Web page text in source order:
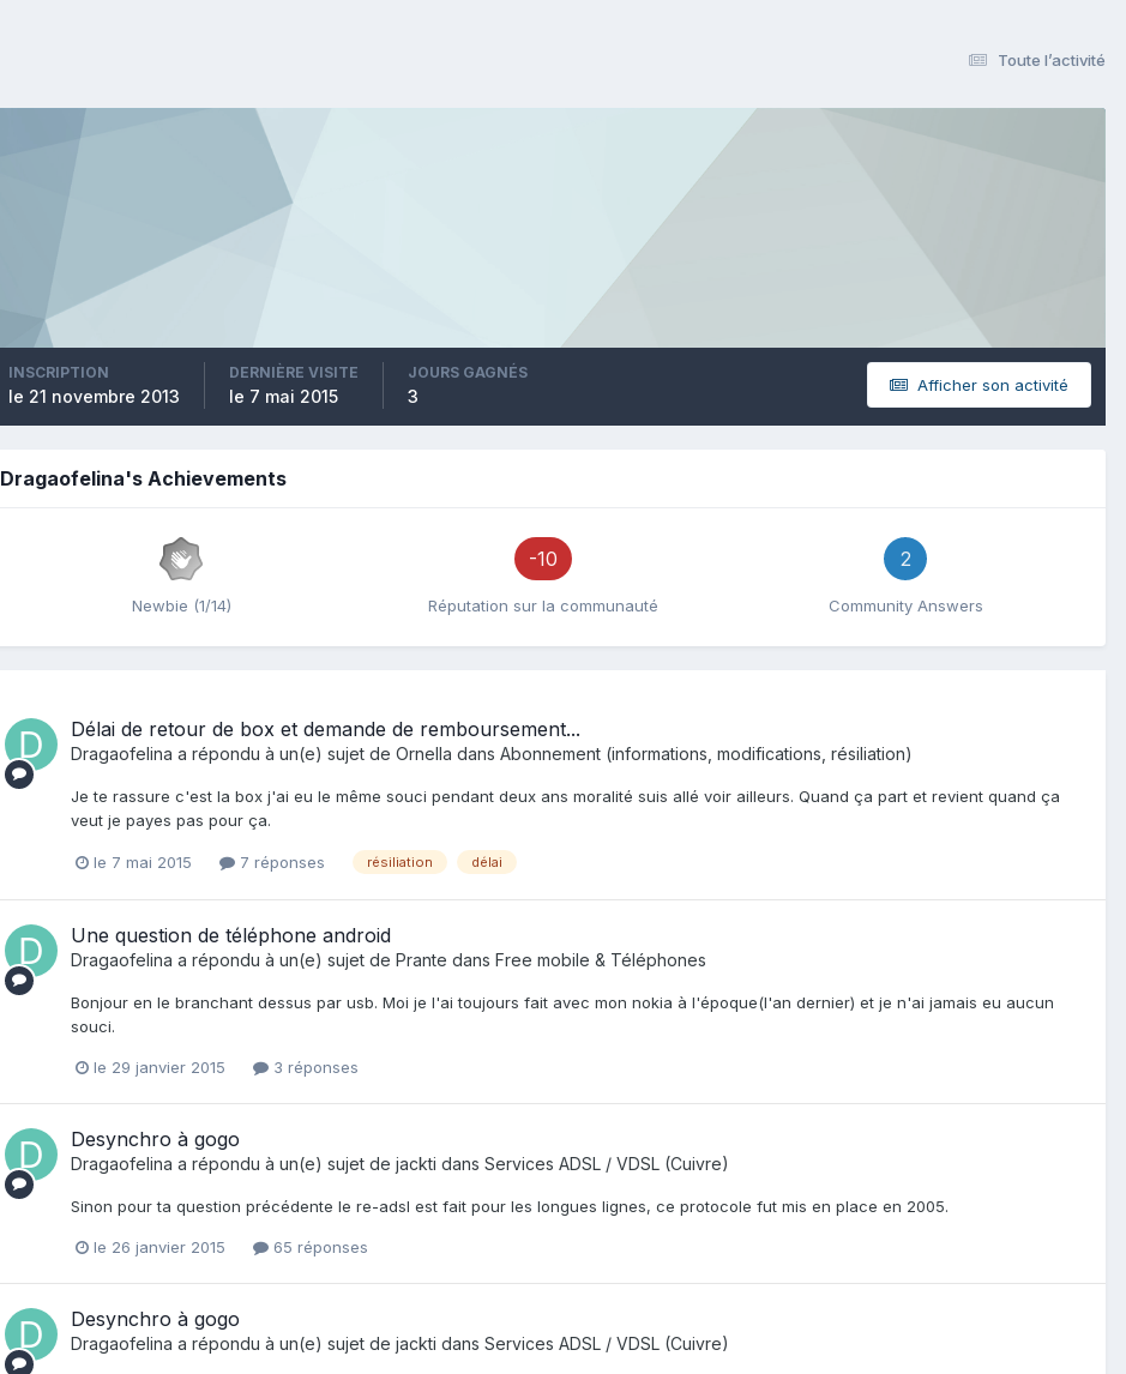
Toute l’activité
Afficher son activité
INSCRIPTION
le 21 novembre 2013
DERNIÈRE VISITE
le 7 mai 2015
JOURS GAGNÉS
3
Dragaofelina's Achievements
Newbie (1/14)
-10
Réputation sur la communauté
2
Community Answers
Délai de retour de box et demande de remboursement...
Dragaofelina a répondu à un(e) sujet de Ornella dans Abonnement (informations, modifications, résiliation)
Je te rassure c'est la box j'ai eu le même souci pendant deux ans moralité suis allé voir ailleurs. Quand ça part et revient quand ça
veut je payes pas pour ça.
le 7 mai 2015 7 réponses résiliation délai
Une question de téléphone android
Dragaofelina a répondu à un(e) sujet de Prante dans Free mobile & Téléphones
Bonjour en le branchant dessus par usb. Moi je l'ai toujours fait avec mon nokia à l'époque(l'an dernier) et je n'ai jamais eu aucun
souci.
le 29 janvier 2015 3 réponses
Desynchro à gogo
Dragaofelina a répondu à un(e) sujet de jackti dans Services ADSL / VDSL (Cuivre)
Sinon pour ta question précédente le re-adsl est fait pour les longues lignes, ce protocole fut mis en place en 2005.
le 26 janvier 2015 65 réponses
Desynchro à gogo
Dragaofelina a répondu à un(e) sujet de jackti dans Services ADSL / VDSL (Cuivre)